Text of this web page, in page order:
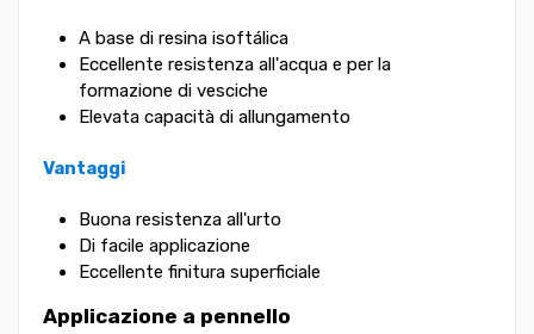
A base di resina isoftálica
Eccellente resistenza all'acqua e per la
formazione di vesciche
Elevata capacità di allungamento
Vantaggi
Buona resistenza all'urto
Di facile applicazione
Eccellente finitura superficiale
Applicazione a pennello